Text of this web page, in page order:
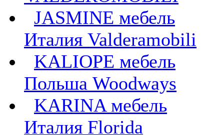
JASMINE мебель
Италия Valderamobili
KALIOPE мебель
Польша Woodways
KARINA мебель
Италия Florida